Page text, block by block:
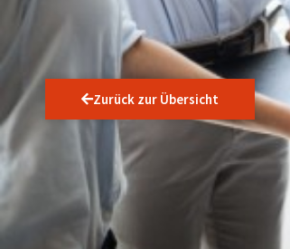
Zurück zur Übersicht